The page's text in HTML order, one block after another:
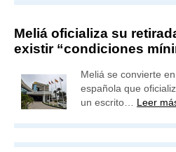
Meliá oficializa su
existir “condiciones
Meliá se convierte
española que
un escrito… Leer